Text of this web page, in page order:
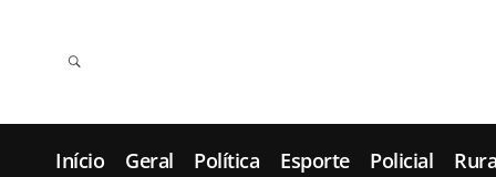
Início Geral Política Esporte Policial